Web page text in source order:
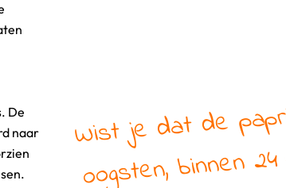
De
naar
Wist je dat de
oogsten, binnen